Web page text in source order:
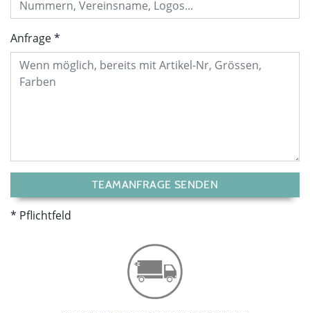
Anfrage
TEAMANFRAGE SENDEN
Pflichtfeld